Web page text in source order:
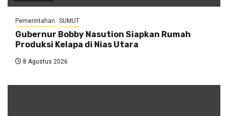
Pemerintahan SUMUT
Gubernur Bobby Nasution Siapkan Rumah
Produksi Kelapa di Nias Utara
8 Agustus 2026